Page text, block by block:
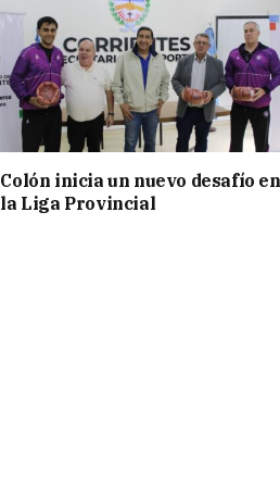
Colón inicia un nuevo desafío en
la Liga Provincial